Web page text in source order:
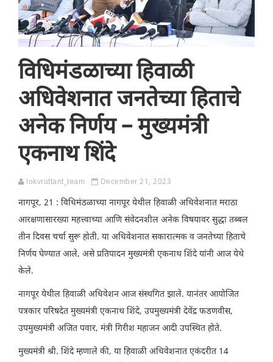
विधिमंडळाच्या हिवाळी
अधिवेशनात जनतेच्या हिताचे
अनेक निर्णय – मुख्यमंत्री
एकनाथ शिंदे
lokvruttant_team December 21, 2023
नागपूर, 21 : विधिमंडळाच्या नागपूर येथील हिवाळी अधिवेशनात मराठा
आरक्षणासारख्या महत्त्वाच्या आणि संवेदनशील अनेक विषयावर सुद्धा तब्बल
तीन दिवस चर्चा सुरू होती. या अधिवेशनात सकारात्मक व जनतेच्या हिताचे
निर्णय घेण्यात आले, असे प्रतिपादन मुख्यमंत्री एकनाथ शिंदे यांनी आज येथे
केले.
नागपूर येथील हिवाळी अधिवेशन आज संस्थगित झाले. यानंतर आयोजित
पत्रकार परिषदेत मुख्यमंत्री एकनाथ शिंदे, उपमुख्यमंत्री देवेंद्र फडणवीस,
उपमुख्यमंत्री अजित पवार, मंत्री गिरीश महाजन आदी उपस्थित होते.
मुख्यमंत्री श्री. शिंदे म्हणाले की, या हिवाळी अधिवेशनात एकंदरीत 14